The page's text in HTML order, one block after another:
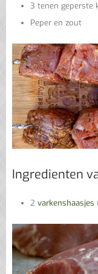
3 tenen geperste
Peper en zout
Ingredienten
2 varkenshaasjes